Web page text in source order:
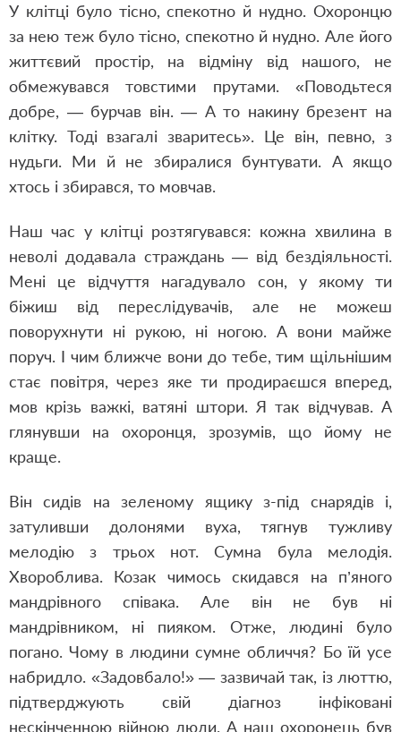
У клітці було тісно, спекотно й нудно. Охоронцю
за нею теж було тісно, спекотно й нудно. Але його
життєвий простір, на відміну від нашого, не
обмежувався товстими прутами. «Поводьтеся
добре, — бурчав він. — А то накину брезент на
клітку. Тоді взагалі зваритесь». Це він, певно, з
нудьги. Ми й не збиралися бунтувати. А якщо
хтось і збирався, то мовчав.
Наш час у клітці розтягувався: кожна хвилина в
неволі додавала страждань — від бездіяльності.
Мені це відчуття нагадувало сон, у якому ти
біжиш від переслідувачів, але не можеш
поворухнути ні рукою, ні ногою. А вони майже
поруч. І чим ближче вони до тебе, тим щільнішим
стає повітря, через яке ти продираєшся вперед,
мов крізь важкі, ватяні штори. Я так відчував. А
глянувши на охоронця, зрозумів, що йому не
краще.
Він сидів на зеленому ящику з-під снарядів і,
затуливши долонями вуха, тягнув тужливу
мелодію з трьох нот. Сумна була мелодія.
Хвороблива. Козак чимось скидався на п’яного
мандрівного співака. Але він не був ні
мандрівником, ні пияком. Отже, людині було
погано. Чому в людини сумне обличчя? Бо їй усе
набридло. «Задовбало!» — зазвичай так, із люттю,
підтверджують свій діагноз інфіковані
нескінченною війною люди. А наш охоронець був